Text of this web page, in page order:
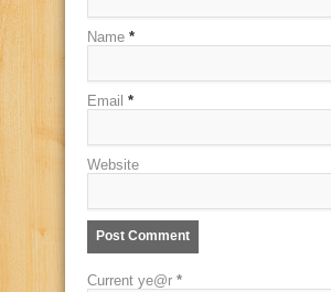
Name *
Email *
Website
Current ye@r *